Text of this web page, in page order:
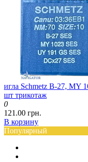
игла Schmetz B-27, MY
шт трикотаж
0
121.00 грн.
В корзину
Популярный